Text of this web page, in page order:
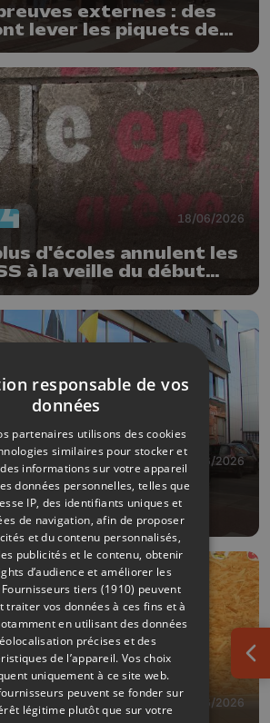
externes : des
lever les piquets de
18/06/2026
d'écoles annulent les
à la veille du début
17/06/2026
: les manifestants
dépôts
15/06/2026
responsable de vos
données
partenaires utilisons des cookies
similaires pour stocker et
informations sur votre appareil
données personnelles, telles que
IP, des identifiants uniques et
de navigation, afin de proposer
et du contenu personnalisés,
publicités et le contenu, obtenir
d’audience et améliorer les
Fournisseurs tiers (1910) peuvent
traiter vos données à ces fins et à
en utilisant des données
précises et des
de l’appareil. Vos choix
uniquement à ce site web.
peuvent se fonder sur
légitime plutôt que sur votre